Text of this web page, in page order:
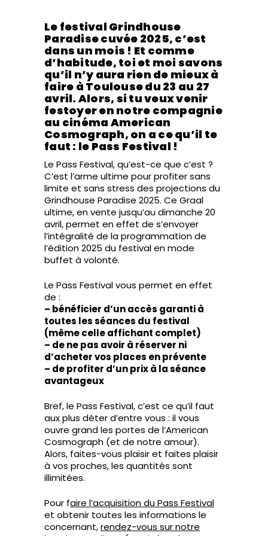
Le festival Grindhouse
Paradise cuvée 2025, c’est
dans un mois ! Et comme
d’habitude, toi et moi savons
qu’il n’y aura rien de mieux à
faire à Toulouse du 23 au 27
avril. Alors, si tu veux venir
festoyer en notre compagnie
au cinéma American
Cosmograph, on a ce qu’il te
faut : le Pass Festival !
Le Pass Festival, qu’est-ce que c’est ?
C’est l’arme ultime pour profiter sans
limite et sans stress des projections du
Grindhouse Paradise 2025. Ce Graal
ultime, en vente jusqu’au dimanche 20
avril, permet en effet de s’envoyer
l’intégralité de la programmation de
l’édition 2025 du festival en mode
buffet à volonté.
Le Pass Festival vous permet en effet
de :
– bénéficier d’un accès garanti à
toutes les séances du festival
(même celle affichant complet)
– de ne pas avoir à réserver ni
d’acheter vos places en prévente
– de profiter d’un prix à la séance
avantageux
Bref, le Pass Festival, c’est ce qu’il faut
aux plus déter d’entre vous : il vous
ouvre grand les portes de l’American
Cosmograph (et de notre amour).
Alors, faites-vous plaisir et faites plaisir
à vos proches, les quantités sont
illimitées.
Pour faire l’acquisition du Pass Festival
et obtenir toutes les informations le
concernant,rendez-vous sur notre